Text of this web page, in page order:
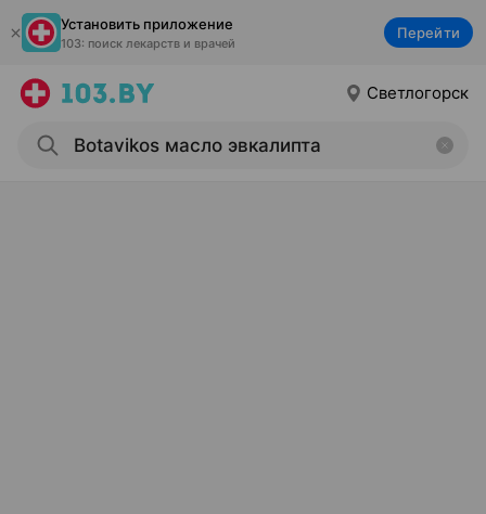
Установить приложение
103: поиск лекарств и врачей
Перейти
Светлогорск